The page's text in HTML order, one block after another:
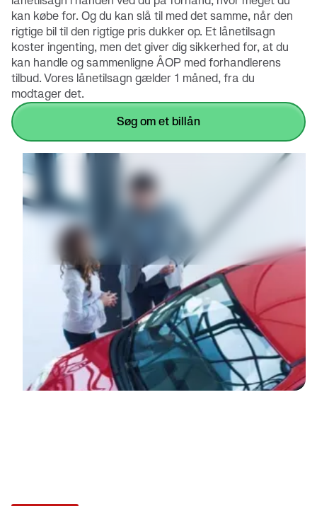
kan købe for. Og du kan slå til med det samme, når den
rigtige bil til den rigtige pris dukker op. Et lånetilsagn
koster ingenting, men det giver dig sikkerhed for, at du
kan handle og sammenligne ÅOP med forhandlerens
tilbud. Vores lånetilsagn gælder 1 måned, fra du
modtager det.
søg om et billån